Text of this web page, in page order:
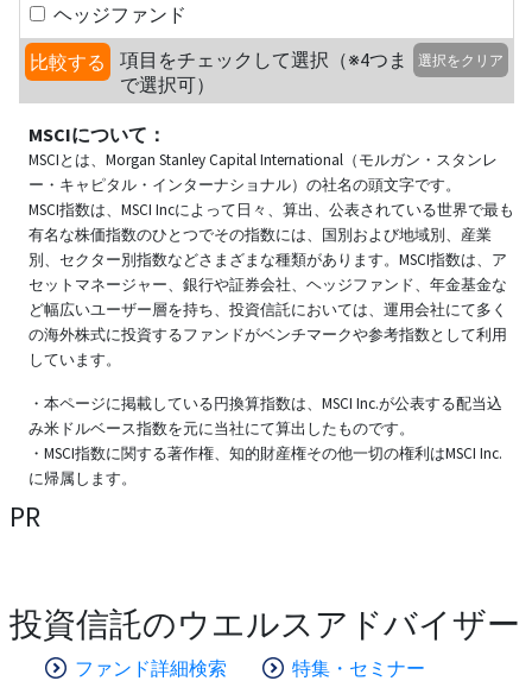
ヘッジファンド
比較する
項目をチェックして選択（※4つま
で選択可）
選択をクリア
MSCIについて：
MSCIとは、Morgan Stanley Capital International（モルガン・スタンレ
ー・キャピタル・インターナショナル）の社名の頭文字です。
MSCI指数は、MSCI Incによって日々、算出、公表されている世界で最も
有名な株価指数のひとつでその指数には、国別および地域別、産業
別、セクター別指数などさまざまな種類があります。MSCI指数は、ア
セットマネージャー、銀行や証券会社、ヘッジファンド、年金基金な
ど幅広いユーザー層を持ち、投資信託においては、運用会社にて多く
の海外株式に投資するファンドがベンチマークや参考指数として利用
しています。
・本ページに掲載している円換算指数は、MSCI Inc.が公表する配当込
み米ドルベース指数を元に当社にて算出したものです。
・MSCI指数に関する著作権、知的財産権その他一切の権利はMSCI Inc.
に帰属します。
PR
投資信託のウエルスアドバイザー
ファンド詳細検索
特集・セミナー